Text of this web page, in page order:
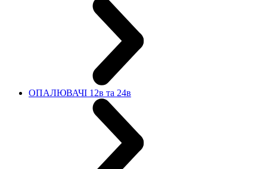
ОПАЛЮВАЧІ 12в та 24в